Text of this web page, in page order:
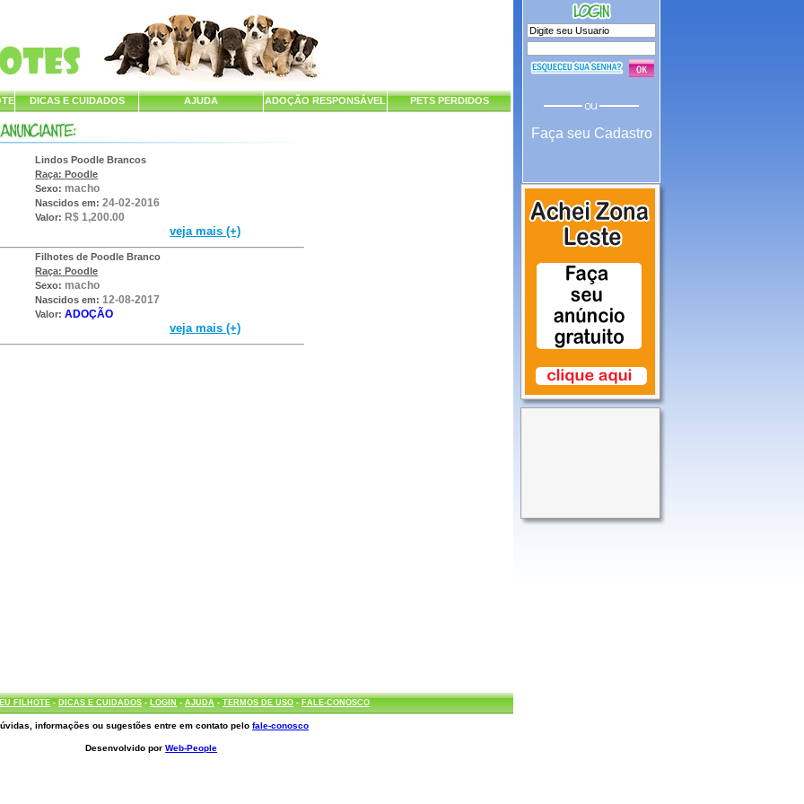
DICAS E CUIDADOS AJUDA ADOÇÃO RESPONSÁVEL PETS PERDIDOS
Lindos Poodle Brancos
Raça: Poodle
Sexo: macho
Nascidos em:24-02-2016
Valor: R$ 1,200.00
veja mais (+)
Filhotes de Poodle Branco
Raça: Poodle
Sexo: macho
Nascidos em: 12-08-2017
Valor:ADOÇÃO
veja mais (+)
FILHOTE- DICAS E CUIDADOS- LOGIN-AJUDA-TERMOS DE USO- FALE-CONOSCO
Faça seu Cadastro
informações ou sugestões entre em contato pelofale-conosco
Desenvolvido porWeb-People